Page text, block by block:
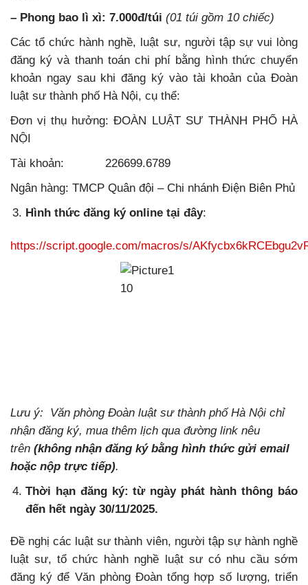
– Phong bao lì xì: 7.000đ/túi (01 túi gồm 10 chiếc)
Các tổ chức hành nghề, luật sư, người tập sự vui lòng
đăng ký và thanh toán chi phí bằng hình thức chuyển
khoản ngay sau khi đăng ký vào tài khoản của Đoàn
luật sư thành phố Hà Nội, cụ thể:
Đơn vị thụ hưởng: ĐOÀN LUẬT SƯ THÀNH PHỐ HÀ
NỘI
Tài khoản: 226699.6789
Ngân hàng: TMCP Quân đội – Chi nhánh Điện Biên Phủ
Hình thức đăng ký online tại đây:
https://script.google.com/macros/s/
Lưu ý: Văn phòng Đoàn luật sư thành phố Hà Nội chỉ
nhận đăng ký, mua thêm lịch qua đường link nêu
trên (không nhận đăng ký bằng hình thức gửi email
hoặc nộp trực tiếp).
Thời hạn đăng ký: từ ngày phát hành thông báo
đến hết ngày 30/11/2025.
Đề nghị các luật sư thành viên, người tập sự hành nghề
luật sư, tổ chức hành nghề luật sư có nhu cầu sớm
đăng ký để Văn phòng Đoàn tổng hợp số lượng, triển